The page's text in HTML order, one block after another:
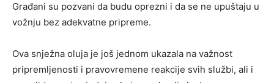
Građani su pozvani da budu oprezni i da se ne upuštaju u
vožnju bez adekvatne pripreme.
Ova snježna oluja je još jednom ukazala na važnost
pripremljenosti i pravovremene reakcije svih službi, ali i